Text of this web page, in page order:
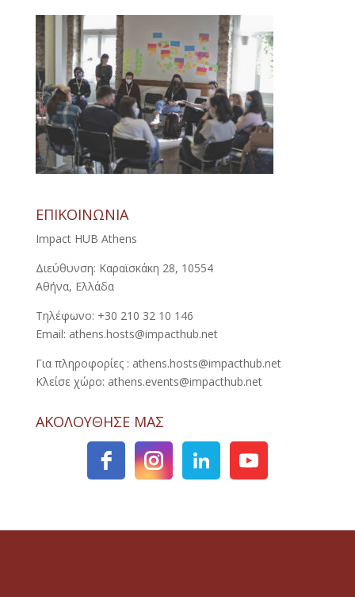
ΕΠΙΚΟΙΝΩΝΙΑ
Impact HUB Athens
Διεύθυνση: Καραϊσκάκη 28, 10554
Αθήνα, Ελλάδα
Τηλέφωνο: +30 210 32 10 146
Email: athens.hosts@impacthub.net
Για πληροφορίες : athens.hosts@impacthub.net
Κλείσε χώρο: athens.events@impacthub.net
ΑΚΟΛΟΥΘΗΣΕ ΜΑΣ